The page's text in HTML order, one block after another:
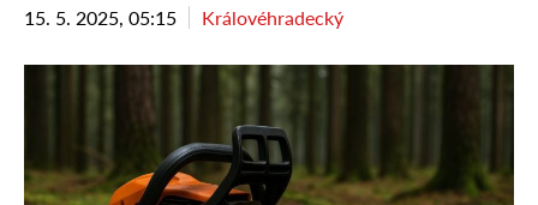
15. 5. 2025, 05:15 Královéhradecký